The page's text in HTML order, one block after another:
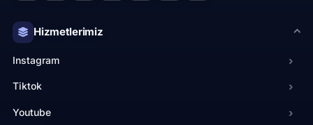
Hizmetlerimiz
Instagram ›
Tiktok ›
Youtube ›